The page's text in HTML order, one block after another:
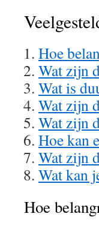
Hoe
Wat zijn
Wat is
Wat zijn
Wat zijn
Hoe kan
Wat zijn
Wat kan
Hoe